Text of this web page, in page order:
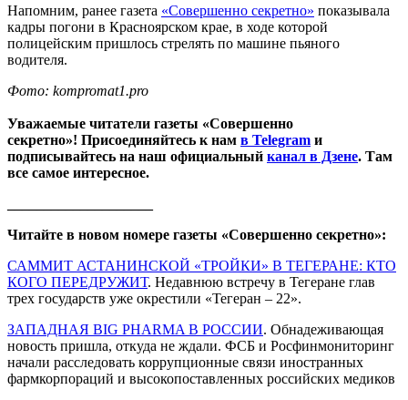
Напомним, ранее газета «Совершенно секретно» показывала
кадры погони в Красноярском крае, в ходе которой
полицейским пришлось стрелять по машине пьяного
водителя.
Фото: kompromat1.pro
Уважаемые читатели газеты «Совершенно
секретно»! Присоединяйтесь к нам в Telegram и
подписывайтесь на наш официальный канал в Дзене. Там
все самое интересное.
Читайте в новом номере газеты «Совершенно секретно»:
САММИТ АСТАНИНСКОЙ «ТРОЙКИ» В ТЕГЕРАНЕ: КТО
КОГО ПЕРЕДРУЖИТ. Недавнюю встречу в Тегеране глав
трех государств уже окрестили «Тегеран – 22».
ЗАПАДНАЯ BIG PHARMA В РОССИИ. Обнадеживающая
новость пришла, откуда не ждали. ФСБ и Росфинмониторинг
начали расследовать коррупционные связи иностранных
фармкорпораций и высокопоставленных российских медиков